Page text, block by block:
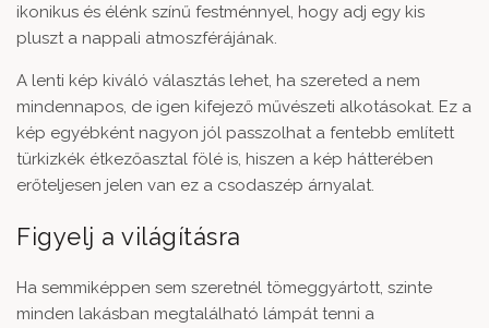
ikonikus és élénk színű festménnyel, hogy adj egy kis
pluszt a nappali atmoszférájának.
A lenti kép kiváló választás lehet, ha szereted a nem
mindennapos, de igen kifejező művészeti alkotásokat. Ez a
kép egyébként nagyon jól passzolhat a fentebb említett
türkizkék étkezőasztal fölé is, hiszen a kép hátterében
erőteljesen jelen van ez a csodaszép árnyalat.
Figyelj a világításra
Ha semmiképpen sem szeretnél tömeggyártott, szinte
minden lakásban megtalálható lámpát tenni a